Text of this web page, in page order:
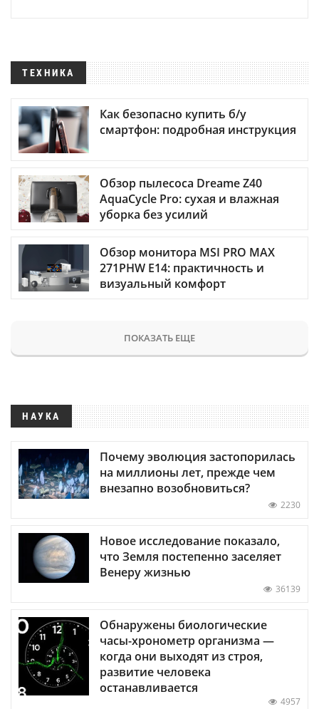
ТЕХНИКА
Как безопасно купить б/у
смартфон: подробная инструкция
Обзор пылесоса Dreame Z40
AquaCycle Pro: сухая и влажная
уборка без усилий
Обзор монитора MSI PRO MAX
271PHW E14: практичность и
визуальный комфорт
ПОКАЗАТЬ ЕЩЕ
НАУКА
Почему эволюция застопорилась
на миллионы лет, прежде чем
внезапно возобновиться?
2230
Новое исследование показало,
что Земля постепенно заселяет
Венеру жизнью
36139
Обнаружены биологические
часы-хронометр организма —
когда они выходят из строя,
развитие человека
останавливается
4957